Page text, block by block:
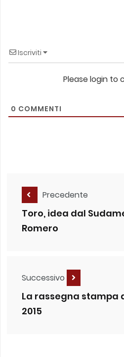
Iscriviti
Please login to
0 COMMENTI
Precedente
Toro, idea dal
Romero
Successivo
La rassegna stampa
2015